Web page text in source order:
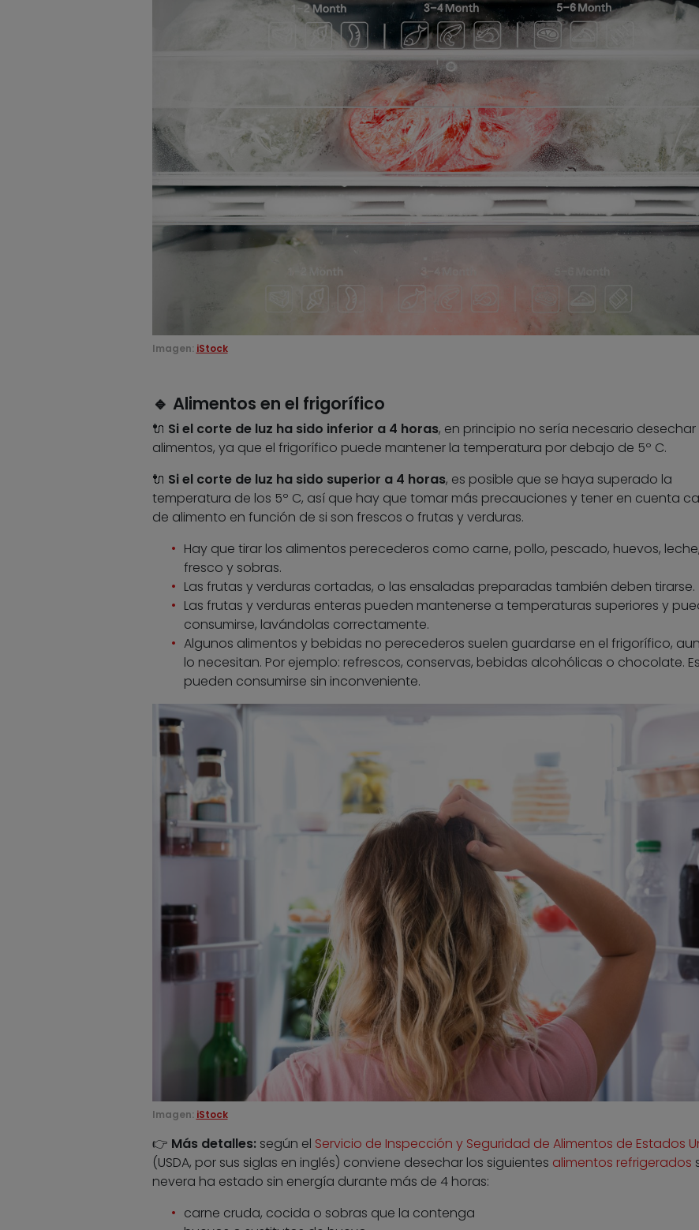
Imagen: iStock
🔹 Alimentos en el frigorífico
🔌 Si el corte de luz ha sido inferior a 4 horas, en principio no sería necesario desechar
alimentos, ya que el frigorífico puede mantener la temperatura por debajo de 5º C.
🔌 Si el corte de luz ha sido superior a 4 horas, es posible que se haya superado la
temperatura de los 5º C, así que hay que tomar más precauciones y tener en cuenta
de alimento en función de si son frescos o frutas y verduras.
Hay que tirar los alimentos perecederos como carne, pollo, pescado, huevos,
fresco y sobras.
Las frutas y verduras cortadas, o las ensaladas preparadas también deben tirarse.
Las frutas y verduras enteras pueden mantenerse a temperaturas superiores y
consumirse, lavándolas correctamente.
Algunos alimentos y bebidas no perecederos suelen guardarse en el frigorífico,
lo necesitan. Por ejemplo: refrescos, conservas, bebidas alcohólicas o chocolate.
pueden consumirse sin inconveniente.
Imagen: iStock
👉 Más detalles: según el Servicio de Inspección y Seguridad de Alimentos de Estados
(USDA, por sus siglas en inglés) conviene desechar los siguientes alimentos refrigerados
nevera ha estado sin energía durante más de 4 horas:
carne cruda, cocida o sobras que la contenga